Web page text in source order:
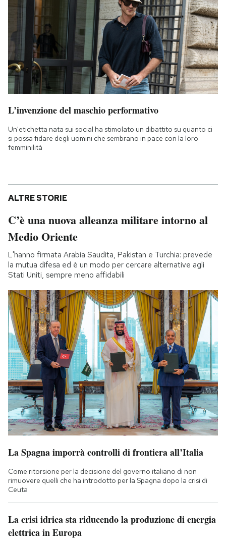
L’invenzione del maschio performativo
Un'etichetta nata sui social ha stimolato un dibattito su quanto ci
si possa fidare degli uomini che sembrano in pace con la loro
femminilità
ALTRE STORIE
C’è una nuova alleanza militare intorno al
Medio Oriente
L'hanno firmata Arabia Saudita, Pakistan e Turchia: prevede
la mutua difesa ed è un modo per cercare alternative agli
Stati Uniti, sempre meno affidabili
La Spagna imporrà controlli di frontiera all’Italia
Come ritorsione per la decisione del governo italiano di non
rimuovere quelli che ha introdotto per la Spagna dopo la crisi di
Ceuta
La crisi idrica sta riducendo la produzione di energia
elettrica in Europa